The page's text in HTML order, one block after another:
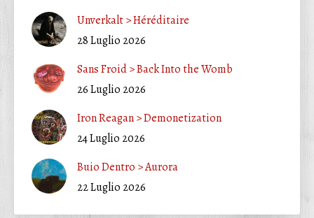
Unverkalt > Héréditaire
28 Luglio 2026
Sans Froid > Back Into the Womb
26 Luglio 2026
Iron Reagan > Demonetization
24 Luglio 2026
Buio Dentro > Aurora
22 Luglio 2026